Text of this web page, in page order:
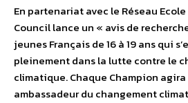
En partenariat avec le Réseau
Council lance un « avis de
jeunes Français de 16 à 19 ans qui
pleinement dans la lutte contre le
climatique. Chaque Champion agira
ambassadeur du changement